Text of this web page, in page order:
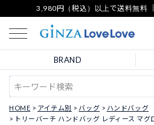
3,980円（税込）以上で送料無料
BRAND
HOME アイテム別 バッグ
ハンドバッグ
トリーバーチ ハンドバッグ レディース マ